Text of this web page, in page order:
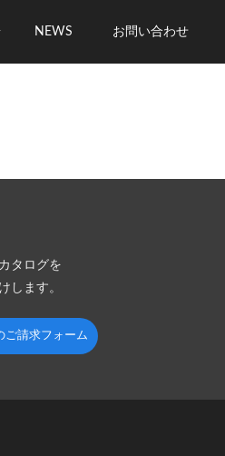
NEWS お問い合わせ
タログを
します。
ご請求フォーム